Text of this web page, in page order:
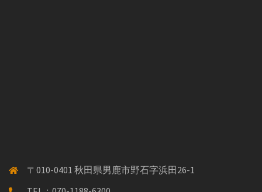
〒010-0401 秋田県男鹿市野石字浜田26-1